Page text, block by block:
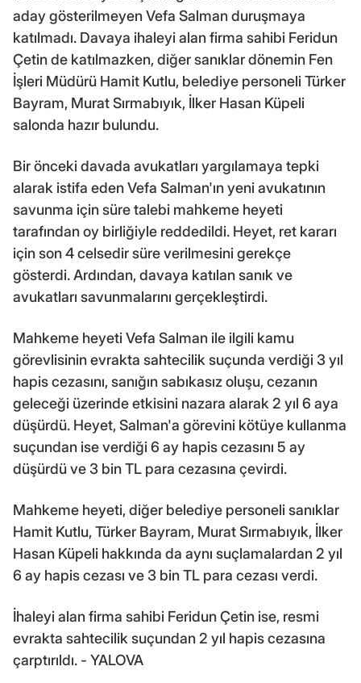
aday gösterilmeyen Vefa Salman duruşmaya
katılmadı. Davaya ihaleyi alan firma sahibi Feridun
Çetin de katılmazken, diğer sanıklar dönemin Fen
İşleri Müdürü Hamit Kutlu, belediye personeli Türker
Bayram, Murat Sırmabıyık, İlker Hasan Küpeli
salonda hazır bulundu.
Bir önceki davada avukatları yargılamaya tepki
alarak istifa eden Vefa Salman'ın yeni avukatının
savunma için süre talebi mahkeme heyeti
tarafından oy birliğiyle reddedildi. Heyet, ret kararı
için son 4 celsedir süre verilmesini gerekçe
gösterdi. Ardından, davaya katılan sanık ve
avukatları savunmalarını gerçekleştirdi.
Mahkeme heyeti Vefa Salman ile ilgili kamu
görevlisinin evrakta sahtecilik suçunda verdiği 3 yıl
hapis cezasını, sanığın sabıkasız oluşu, cezanın
geleceği üzerinde etkisini nazara alarak 2 yıl 6 aya
düşürdü. Heyet, Salman'a görevini kötüye kullanma
suçundan ise verdiği 6 ay hapis cezasını 5 ay
düşürdü ve 3 bin TL para cezasına çevirdi.
Mahkeme heyeti, diğer belediye personeli sanıklar
Hamit Kutlu, Türker Bayram, Murat Sırmabıyık, İlker
Hasan Küpeli hakkında da aynı suçlamalardan 2 yıl
6 ay hapis cezası ve 3 bin TL para cezası verdi.
İhaleyi alan firma sahibi Feridun Çetin ise, resmi
evrakta sahtecilik suçundan 2 yıl hapis cezasına
çarptırıldı. - YALOVA